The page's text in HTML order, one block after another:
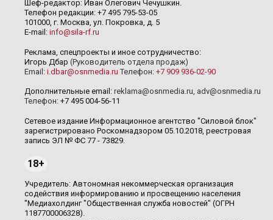
Шеф-редактор: Иван Олегович Чечушкин.
Телефон редакции: +7 495 795-53-05
101000, г. Москва, ул. Покровка, д. 5
E-mail: info@sila-rf.ru
Реклама, спецпроекты и иное сотрудничество:
Игорь Дбар (Руководитель отдела продаж)
Email: i.dbar@osnmedia.ru Телефон: +7 909 936-02-90
Дополнительные email: reklama@osnmedia.ru, adv@osnmedia.ru
Телефон: +7 495 004-56-11
Сетевое издание Информационное агентство "Силовой блок"
зарегистрировано Роскомнадзором 05.10.2018, реестровая
запись ЭЛ № ФС 77 - 73829.
18+
Учредитель: Автономная некоммерческая организация
содействия информированию и просвещению населения
"Медиахолдинг "Общественная служба новостей" (ОГРН
1187700006328).